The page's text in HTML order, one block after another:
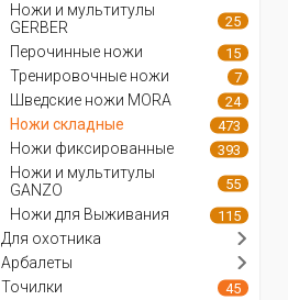
Ножи и мультитулы
GERBER
25
Перочинные ножи 15
Тренировочные ножи 7
Шведские ножи MORA 24
Ножи складные 473
Ножи фиксированные 393
Ножи и мультитулы
GANZO
55
Ножи для Выживания 115
Для охотника
Арбалеты
Точилки
45